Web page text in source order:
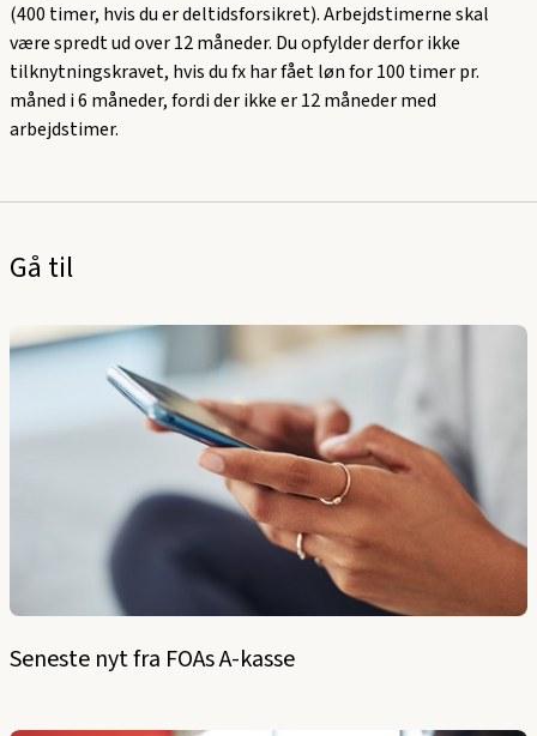
(400 timer, hvis du er deltidsforsikret). Arbejdstimerne skal
være spredt ud over 12 måneder. Du opfylder derfor ikke
tilknytningskravet, hvis du fx har fået løn for 100 timer pr.
måned i 6 måneder, fordi der ikke er 12 måneder med
arbejdstimer.
Gå til
Seneste nyt fra FOAs A-kasse